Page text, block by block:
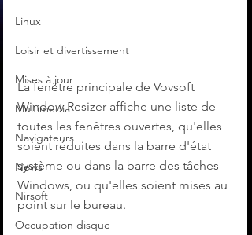
Linux
Loisir et divertissement
Mises à jour
Multimedia
Navigateurs
News
Nirsoft
Occupation disque
La fenêtre principale de Vovsoft
Window Resizer affiche une liste de
toutes les fenêtres ouvertes, qu'elles
soient réduites dans la barre d'état
système ou dans la barre des tâches
Windows, ou qu'elles soient mises au
point sur le bureau.